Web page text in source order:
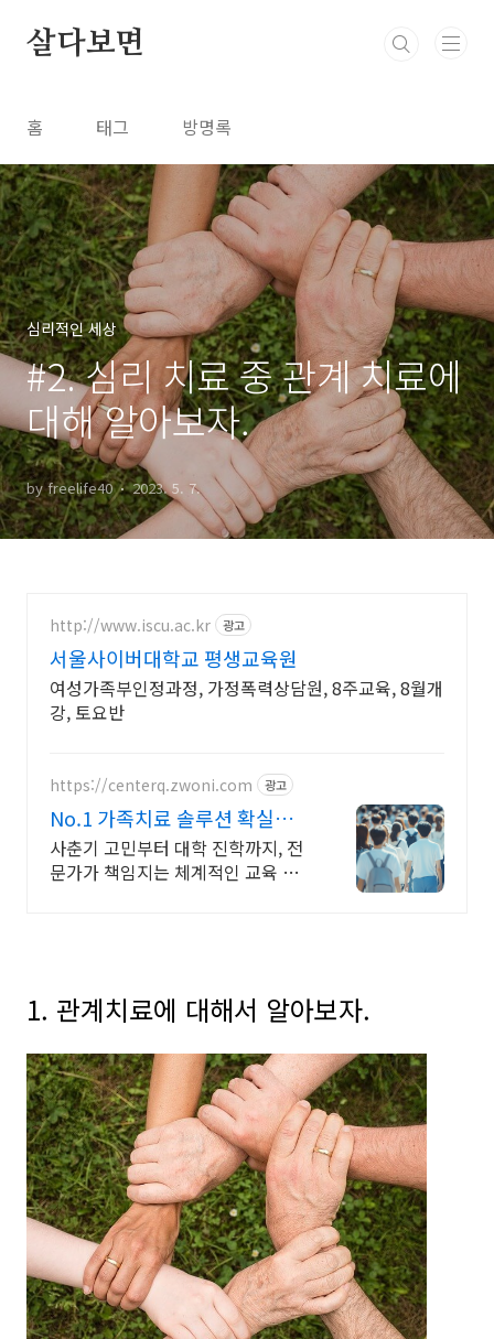
살다보면
홈 태그 방명록
심리적인 세상
#2. 심리 치료 중 관계 치료에
대해 알아보자.
by freelife40 2023. 5. 7.
http://www.iscu.ac.kr 광고
서울사이버대학교 평생교육원
여성가족부인정과정, 가정폭력상담원, 8주교육, 8월개
강, 토요반
https://centerq.zwoni.com 광고
No.1 가족치료 솔루션 확실한
변화와 성장
사춘기 고민부터 대학 진학까지, 전
문가가 책임지는 체계적인 교육 프
1. 관계치료에 대해서 알아보자.